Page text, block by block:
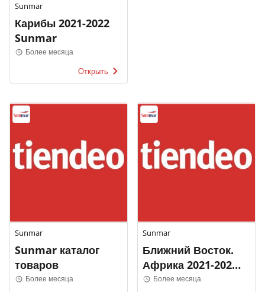
Sunmar
Карибы 2021-2022
Sunmar
Более месяца
Открыть
Sunmar
Sunmar каталог
товаров
Более месяца
Sunmar
Ближний Восток.
Африка 2021-2022
Sunmar
Более месяца